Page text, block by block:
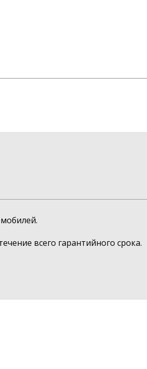
всего гарантийного срока.